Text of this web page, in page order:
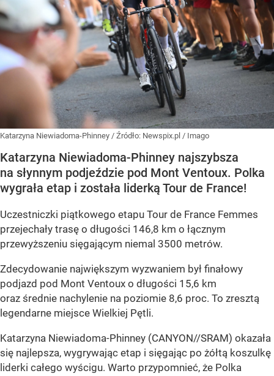
Katarzyna Niewiadoma-Phinney / Źródło: Newspix.pl / Imago
Katarzyna Niewiadoma-Phinney najszybsza
na słynnym podjeździe pod Mont Ventoux. Polka
wygrała etap i została liderką Tour de France!
Uczestniczki piątkowego etapu Tour de France Femmes
przejechały trasę o długości 146,8 km o łącznym
przewyższeniu sięgającym niemal 3500 metrów.
Zdecydowanie największym wyzwaniem był finałowy
podjazd pod Mont Ventoux o długości 15,6 km
oraz średnie nachylenie na poziomie 8,6 proc. To zresztą
legendarne miejsce Wielkiej Pętli.
Katarzyna Niewiadoma-Phinney (CANYON//SRAM) okazała
się najlepsza, wygrywając etap i sięgając po żółtą koszulkę
liderki całego wyścigu. Warto przypomnieć, że Polka